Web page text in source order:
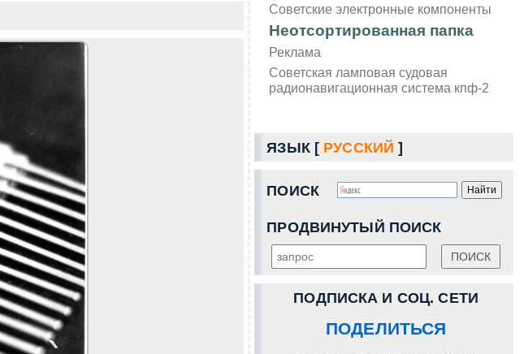
Советские электронные компоненты
Неотсортированная папка
Реклама
Советская ламповая судовая
радионавигационная система кпф-2
ЯЗЫК [ РУССКИЙ ]
ПОИСК
ПРОДВИНУТЫЙ ПОИСК
ПОДПИСКА И СОЦ. СЕТИ
ПОДЕЛИТЬСЯ